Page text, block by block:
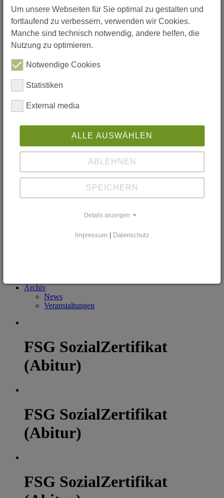
Willkommenszeitung für Eltern
Formulare
Antrag Microsoft 365
Antrag Aufnahme Gastschüler/Austauschschüler*in
Antrag Jobcenter Nachhilfe
Bargeldloses Bezahlen von Verwaltungsgebühren
Beurlaubung vom Unterricht
Entschuldigung bei Klassenarbeiten oder Klausuren
Ferienpläne mit beweglichen Ferientagen
Mittagspause
Rückenwind: Info und Anmeldung
Schließfächer
VVS-Tickets
Auslandsaufenthalt, besonders in Klasse 10
Entschuldigungen
Reli- und Ethikwechsel
Teilnahme an einem Makerspace/Webex-Meeting
Herzlich Willkommen
Unsere Geschichte
Archiv
News
Veranstaltungen
FSG SozialZertifikat
(Abitur)
FSG SozialZertifikat
(Abitur)
FSG SozialZertifikat
Um unsere Webseiten für Sie optimal zu gestalten und
fortlaufend zu verbessern, verwenden wir Cookies.
Manche sind technisch notwendig, andere helfen, die
Nutzung zu optimieren.
Notwendige Cookies
Statistiken
External media
ALLE AUSWÄHLEN
ABLEHNEN
SPEICHERN
Details anzeigen
Impressum Datenschutz